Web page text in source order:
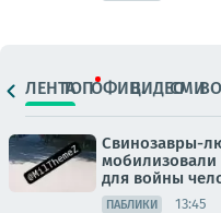
ЛЕНТАТОПОФИЦ.ВИДЕОСМИ
Свинозавры-
мобилизовали
для войны
ПАБЛИКИ 13:45